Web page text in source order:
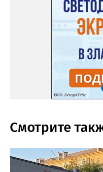
Смотрите